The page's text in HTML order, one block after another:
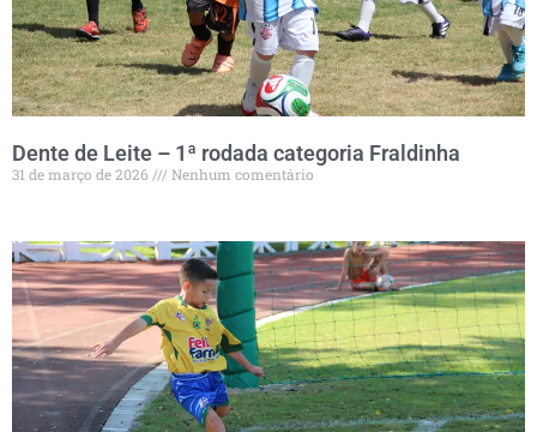
Dente de Leite – 1ª rodada categoria Fraldinha
31 de março de 2026 Nenhum comentário